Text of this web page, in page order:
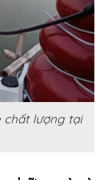
chất lượng tại